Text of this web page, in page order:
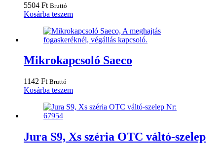
5504 Ft Bruttó
Kosárba teszem
Mikrokapcsoló Saeco
1142 Ft Bruttó
Kosárba teszem
Jura S9, Xs széria OTC váltó-szelep